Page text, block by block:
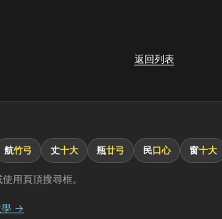
返回列表
航竹弓 丈十大 瓶廿弓 民口心 窗十大
用頁頂搜尋框。
學 →